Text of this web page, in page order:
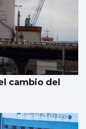
cambio del